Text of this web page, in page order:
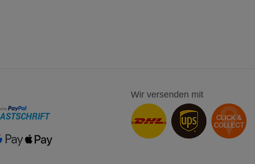
Wir versenden mit